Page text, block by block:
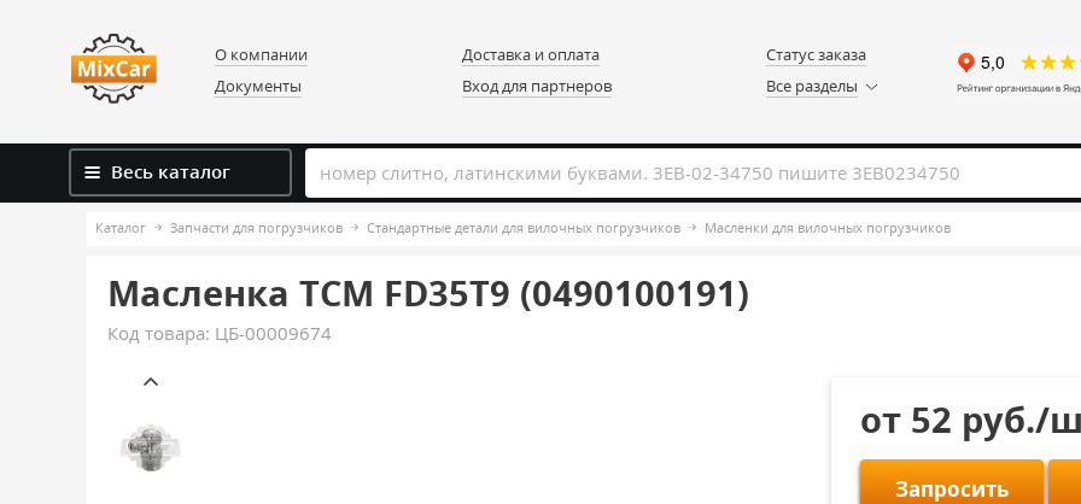
О компании
Документы
Доставка и оплата
Вход для партнеров
Статус заказа
Все разделы
Весь каталог
Каталог Запчасти для погрузчиков Стандартные детали для вилочных погрузчиков Масленки для вилочных погрузчиков
Масленка TCM FD35T9 (0490100191)
Код товара: ЦБ-00009674
от 52 руб./
Запросить